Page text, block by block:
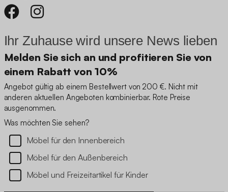
Ihr Zuhause wird unsere News lieben
Melden Sie sich an und profitieren Sie von
einem Rabatt von 10%
Angebot gültig ab einem Bestellwert von 200 €. Nicht mit
anderen aktuellen Angeboten kombinierbar. Rote Preise
ausgenommen.
Was möchten Sie sehen?
Möbel für den Innenbereich
Möbel für den Außenbereich
Möbel und Freizeitartikel für Kinder